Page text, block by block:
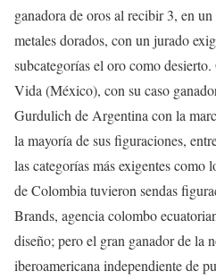
ganadora de oros al recibir 3, en
metales dorados, con un jurado
subcategorías el oro como
Vida (México), con su caso
Gurdulich de Argentina con la
la mayoría de sus figuraciones,
las categorías más exigentes
de Colombia tuvieron sendas
Brands, agencia colombo
diseño; pero el gran ganador de la
iberoamericana independiente de